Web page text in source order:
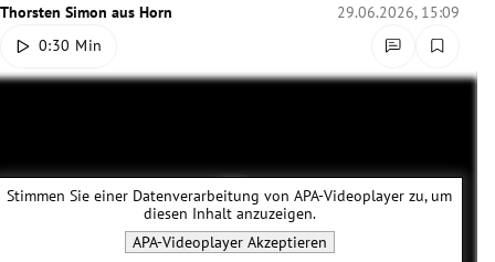
Untermenü
Untermenü
Untermenü
Thorsten Simon aus Horn
29.06.2026, 15:09
0:30 Min
Stimmen Sie einer Datenverarbeitung vonAPA-Videoplayer zu, um
diesen Inhalt anzuzeigen.
APA-VideoplayerAkzeptieren